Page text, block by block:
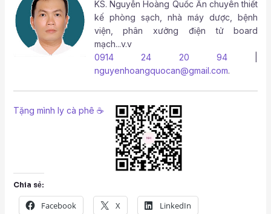
KS. Nguyễn Hoàng Quốc Ấnchuyên thiết
kế phòng sạch, nhà máy dược, bệnh
viện, phân xưởng điện tử board
mạch...v.v
0914 24 20 94|
nguyenhoangquocan@gmail.com.
Tặng mình ly cà phê ☕
Chia sẻ:
Facebook X LinkedIn